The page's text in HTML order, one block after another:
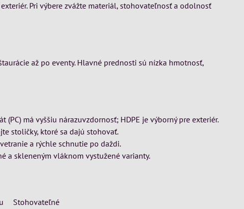
Pri výbere zvážte materiál, stohovateľnosť a odolnosť
až po eventy. Hlavné prednosti sú nízka hmotnosť,
má vyššiu nárazuvzdornosť; HDPE je výborný pre exteriér.
stoličky, ktoré sa dajú stohovať.
a rýchle schnutie po daždi.
a skleneným vláknom vystužené varianty.
Stohovateľné